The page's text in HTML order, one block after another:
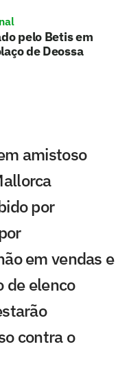
pelo Betis em
de Deossa
amistoso
por
em vendas e
de elenco
contra o